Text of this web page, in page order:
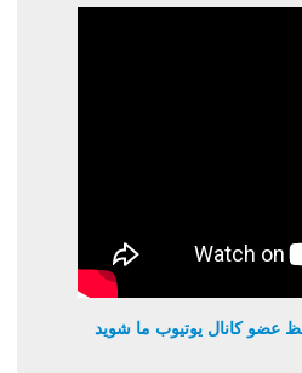
عضو کانال یوتیوب ما شوید